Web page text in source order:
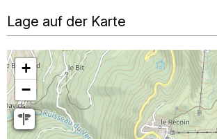
Lage auf der Karte
+
−